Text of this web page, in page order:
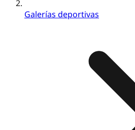
Galerías deportivas